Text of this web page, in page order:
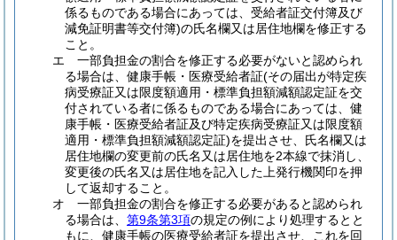
係るものである場合にあっては、受給者証交付簿及び
減免証明書等交付簿)の氏名欄又は居住地欄を修正する
こと。
エ
一部負担金の割合を修正する必要がないと認められ
る場合は、健康手帳・医療受給者証(その届出が特定疾
病受療証又は限度額適用・標準負担額減額認定証を交
付されている者に係るものである場合にあっては、健
康手帳・医療受給者証及び特定疾病受療証又は限度額
適用・標準負担額減額認定証)を提出させ、氏名欄又は
居住地欄の変更前の氏名又は居住地を2本線で抹消し、
変更後の氏名又は居住地を記入した上発行機関印を押
して返却すること。
オ
一部負担金の割合を修正する必要があると認められ
る場合は、 第9条第3項の規定の例により処理するとと
もに、健康手帳の医療受給者証を提出させ、これを回